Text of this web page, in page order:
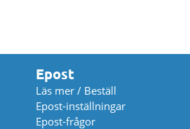
Epost
Läs mer / Beställ
Epost-inställningar
Epost-frågor